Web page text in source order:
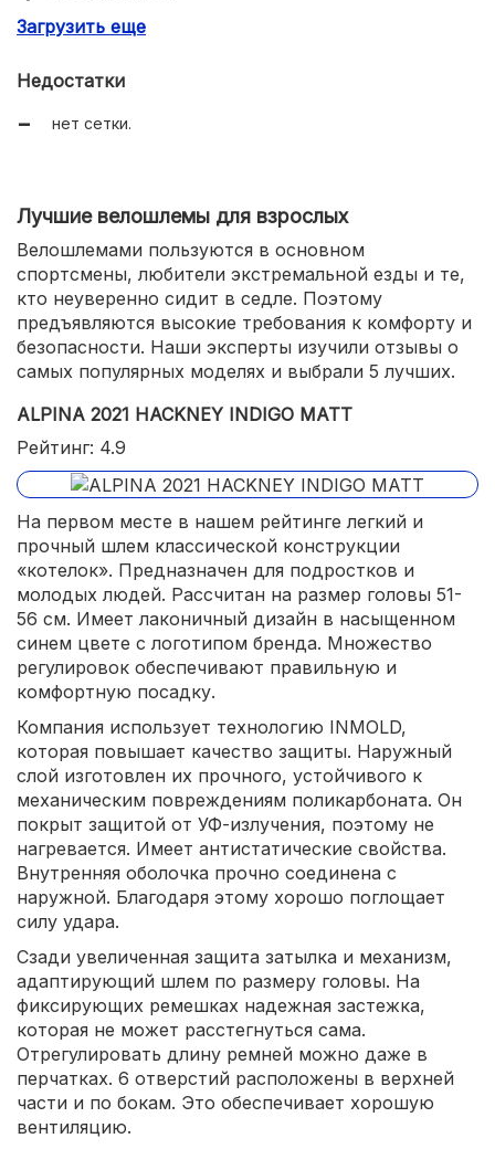
прочная внешняя оболочка;
Загрузить еще
Недостатки
нет сетки.
Лучшие велошлемы для взрослых
Велошлемами пользуются в основном
спортсмены, любители экстремальной езды и те,
кто неуверенно сидит в седле. Поэтому
предъявляются высокие требования к комфорту и
безопасности. Наши эксперты изучили отзывы о
самых популярных моделях и выбрали 5 лучших.
ALPINA 2021 HACKNEY INDIGO MATT
Рейтинг: 4.9
На первом месте в нашем рейтинге легкий и
прочный шлем классической конструкции
«котелок». Предназначен для подростков и
молодых людей. Рассчитан на размер головы 51-
56 см. Имеет лаконичный дизайн в насыщенном
синем цвете с логотипом бренда. Множество
регулировок обеспечивают правильную и
комфортную посадку.
Компания использует технологию INMOLD,
которая повышает качество защиты. Наружный
слой изготовлен их прочного, устойчивого к
механическим повреждениям поликарбоната. Он
покрыт защитой от УФ-излучения, поэтому не
нагревается. Имеет антистатические свойства.
Внутренняя оболочка прочно соединена с
наружной. Благодаря этому хорошо поглощает
силу удара.
Сзади увеличенная защита затылка и механизм,
адаптирующий шлем по размеру головы. На
фиксирующих ремешках надежная застежка,
которая не может расстегнуться сама.
Отрегулировать длину ремней можно даже в
перчатках. 6 отверстий расположены в верхней
части и по бокам. Это обеспечивает хорошую
вентиляцию.